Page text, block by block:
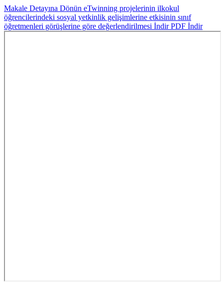
Makale Detayına Dönün eTwinning projelerinin ilkokul
öğrencilerindeki sosyal yetkinlik gelişimlerine etkisinin sınıf
öğretmenleri görüşlerine göre değerlendirilmesi İndirPDF İndir